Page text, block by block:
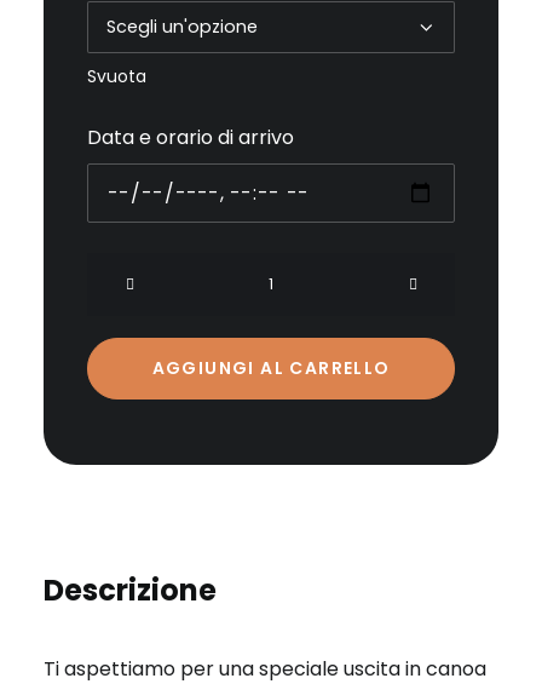
Descrizione
Ti aspettiamo per una speciale uscita in canoa
Svuota
Data e orario di arrivo
in
canoa
al
di
AGGIUNGI AL CARRELLO